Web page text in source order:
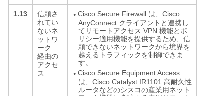
1.13
信頼さ
れてい
ないネ
ットワ
ーク
経由の
アクセ
ス
● Cisco Secure Firewall は、Cisco
AnyConnect クライアントと連携し
てリモートアクセス VPN 機能とポ
リシー適用機能を提供するため、信
頼できないネットワークから境界を
越えるトラフィックを制御できま
す。
● Cisco Secure Equipment Access
は、Cisco Catalyst IR1101 高耐久性
ルータなどのシスコの産業用ネット